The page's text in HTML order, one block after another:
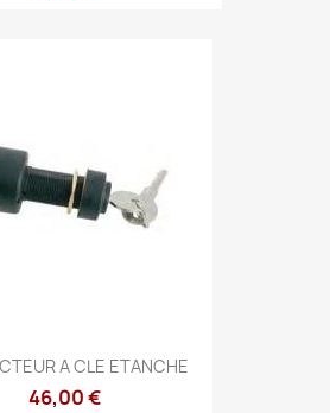
A CLE ETANCHE
46,00 €